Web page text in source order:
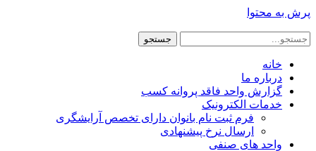
پرش به محتوا
جستجو
خانه
درباره ما
گزارش واحد فاقد پروانه کسب
خدمات الکترونیک
فرم ثبت نام بانوان دارای تخصص آرایشگری
ارسال نرخ پیشنهادی
واحد های صنفی